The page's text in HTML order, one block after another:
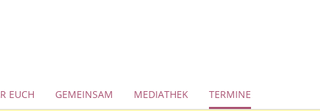
EUCH GEMEINSAM MEDIATHEK TERMINE